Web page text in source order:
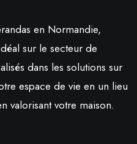
en Normandie,
sur le secteur de
dans les solutions sur
espace de vie en un lieu
valorisant votre maison.